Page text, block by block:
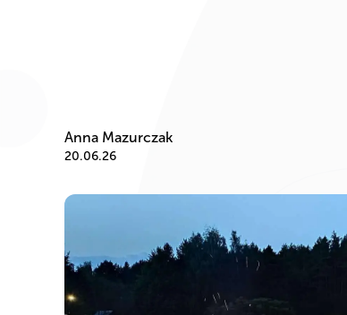
Anna Mazurczak
20.06.26